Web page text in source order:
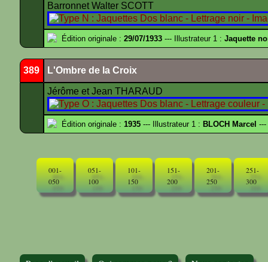
Barronnet Walter SCOTT
Édition originale : 29/07/1933 --- Illustrateur 1 : Jaquette
389 L'Ombre de la Croix
Jérôme et Jean THARAUD
Édition originale : 1935 --- Illustrateur 1 : BLOCH Marcel ---
001-
050
051-
100
101-
150
151-
200
201-
250
251-
300